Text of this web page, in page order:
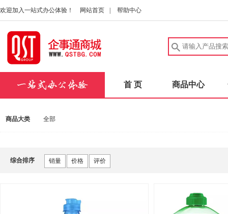
欢迎加入一站式办公体验！ 网站首页 帮助中心
首 页 商品中心
商品大类 全部
综合排序 销量 价格 评价